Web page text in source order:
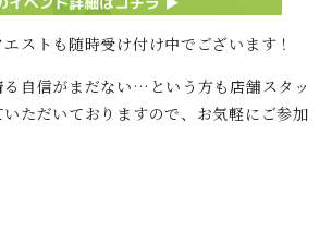
ストも随時受け付け中でございます！
自信がまだない…という方も店舗スタッ
ただいておりますので、お気軽にご参加